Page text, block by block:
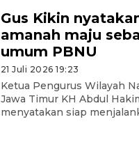
Gus Kikin
amanah maju
umum PBNU
21 Juli 2026 19:23
Ketua Pengurus Wilayah
Jawa Timur KH Abdul
menyatakan siap